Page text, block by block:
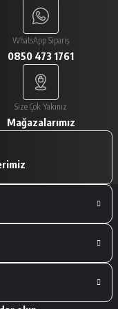
WhatsApp Sipariş
0850 473 1761
Size Çok Yakınız
Mağazalarımız